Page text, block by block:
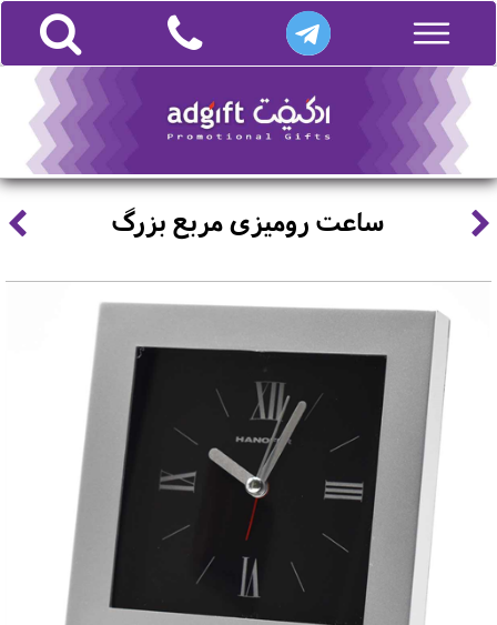
ساعت رومیزی مربع بزرگ